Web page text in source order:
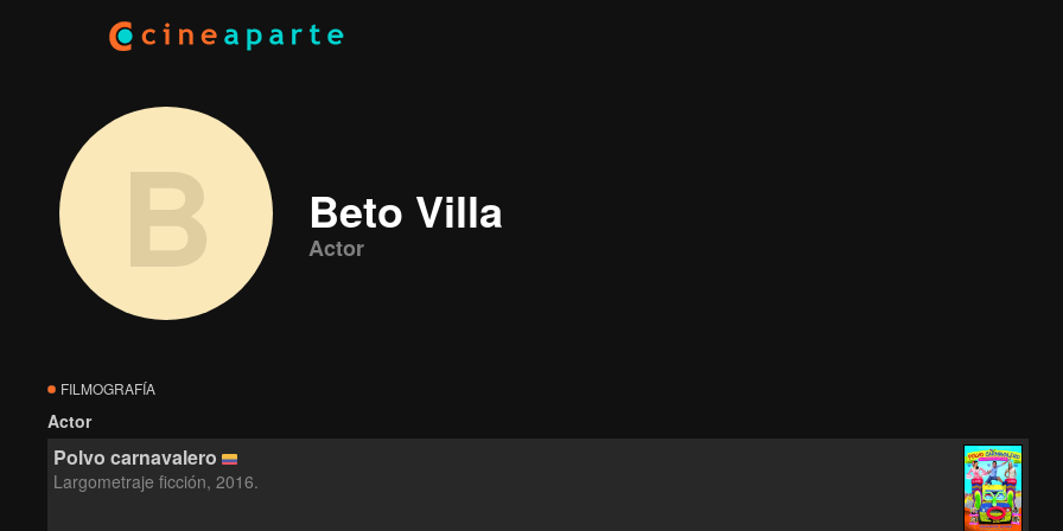
B Beto Villa
Actor
FILMOGRAFÍA
Actor
Polvo carnavalero
Largometraje ficción, 2016.